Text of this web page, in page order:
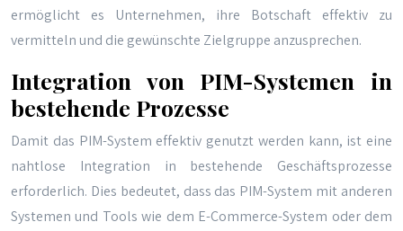
ermöglicht es Unternehmen, ihre Botschaft effektiv zu
vermitteln und die gewünschte Zielgruppe anzusprechen.
Integration von PIM-Systemen in
bestehende Prozesse
Damit das PIM-System effektiv genutzt werden kann, ist eine
nahtlose Integration in bestehende Geschäftsprozesse
erforderlich. Dies bedeutet, dass das PIM-System mit anderen
Systemen und Tools wie dem E-Commerce-System oder dem